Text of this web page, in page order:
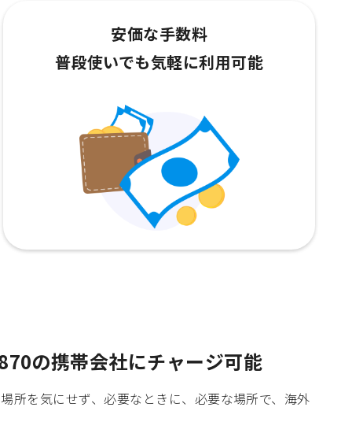
安価な手数料
普段使いでも気軽に利用可能
の携帯会社にチャージ可能
所を気にせず、必要なときに、必要な場所で、海外